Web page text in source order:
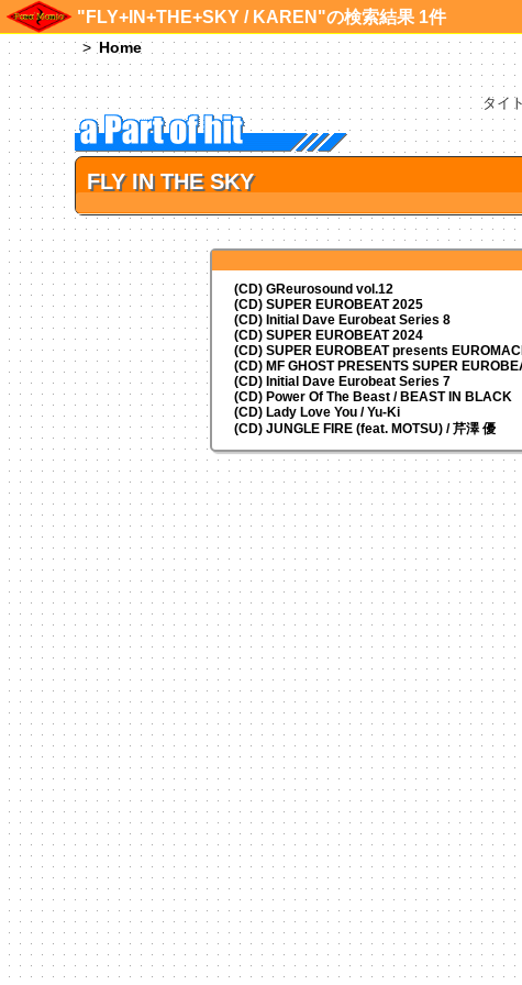
"FLY+IN+THE+SKY / KAREN"の検索結果 1件
Home
タイ
FLY IN THE SKY
(CD) GReurosound vol.12
(CD) SUPER EUROBEAT 2025
(CD) Initial Dave Eurobeat Series 8
(CD) SUPER EUROBEAT 2024
(CD)SUPER EUROBEAT presents
(CD) MF GHOST PRESENTS SUPER
(CD) Initial Dave Eurobeat Series 7
(CD) Power Of The Beast / BEAST IN BLACK
(CD) Lady Love You / Yu-Ki
(CD) JUNGLE FIRE (feat. MOTSU) / 芹澤 優